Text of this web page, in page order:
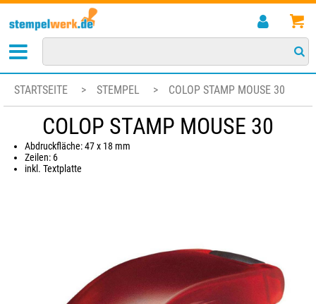
STARTSEITE > STEMPEL > COLOP STAMP MOUSE 30
COLOP STAMP MOUSE 30
Abdruckfläche: 47 x 18 mm
Zeilen: 6
inkl. Textplatte